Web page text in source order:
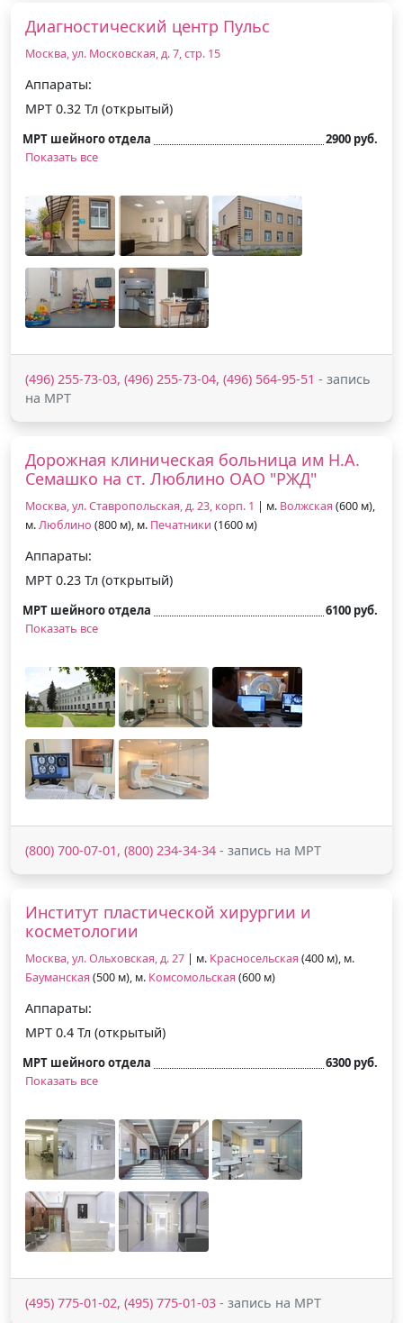
Диагностический центр Пульс
Москва, ул. Московская, д. 7, стр. 15
Аппараты:
МРТ 0.32 Тл (открытый)
МРТ шейного отдела
2900 руб.
Показать все
(496) 255-73-03, (496) 255-73-04, (496) 564-95-51 - запись
на МРТ
Дорожная клиническая больница им Н.А.
Семашко на ст. Люблино ОАО "РЖД"
Москва, ул. Ставропольская, д. 23, корп. 1 | м. Волжская (600 м),
м.Люблино (800 м), м. Печатники (1600 м)
Аппараты:
МРТ 0.23 Тл (открытый)
МРТ шейного отдела
6100 руб.
Показать все
(800) 700-07-01, (800) 234-34-34 - запись на МРТ
Институт пластической хирургии и
косметологии
Москва, ул. Ольховская, д. 27 | м. Красносельская (400 м), м.
Бауманская (500 м), м. Комсомольская (600 м)
Аппараты:
МРТ 0.4 Тл (открытый)
МРТ шейного отдела
6300 руб.
Показать все
(495) 775-01-02, (495) 775-01-03 - запись на МРТ